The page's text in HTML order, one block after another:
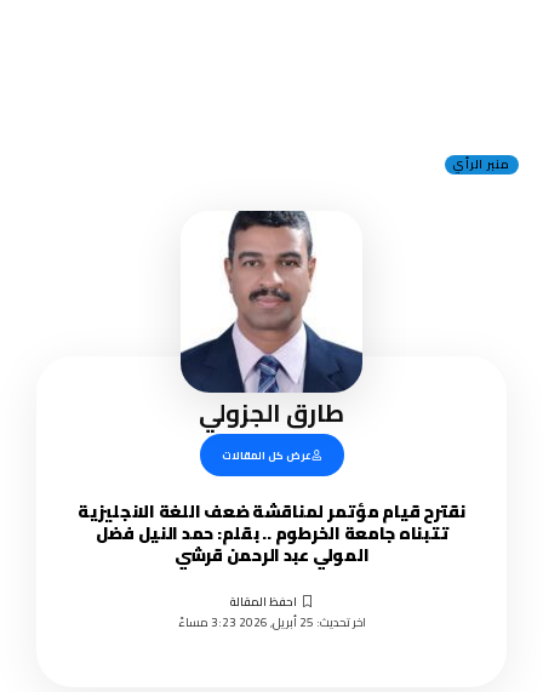
منبر الرأي
طارق الجزولي
عرض كل المقالات
نقترح قيام مؤتمر لمناقشة ضعف اللغة الانجليزية
تتبناه جامعة الخرطوم .. بقلم: حمد النيل فضل
المولي عبد الرحمن قرشي
اخر تحديث: 25 أبريل, 2026 3:23 مساءً